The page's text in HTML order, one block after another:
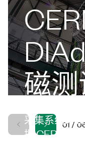
磁
采集系统的
据,CERN超
01 /